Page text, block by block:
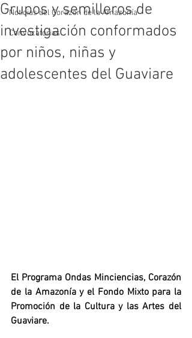
Noticias del Corazón de la Amazonía
Convocatorias
Grupos y semilleros de
investigación conformados
por niños, niñas y
adolescentes del Guaviare
El Programa Ondas Minciencias, Corazón
de la Amazonía y el Fondo Mixto para la
Promoción de la Cultura y las Artes del
Guaviare.